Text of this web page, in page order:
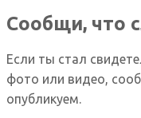
Сообщи, что
Если ты стал
фото или видео,
опубликуем.